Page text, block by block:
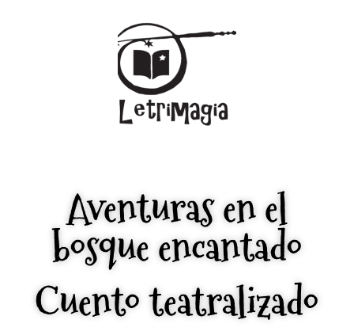
Aventuras en el
bosque encantado
Cuento teatralizado